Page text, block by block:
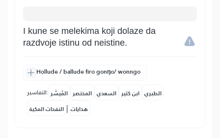
I kune se melekima koji dolaze da
razdvoje istinu od neistine.
Hollude / ballude firo gonŋo/ wonngo
التفاسير: المُيسَّر المختصر السعدي ابن كثير الطبري
النفحات المكية | هدايات